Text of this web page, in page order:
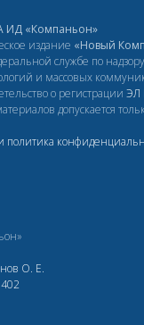
ИД «Компаньон»
издание «Новый
службе по
и массовых
о регистрации ЭЛ
допускается
О. Е.